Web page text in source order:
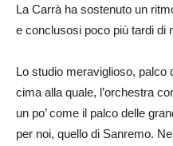
La Carrà ha sostenuto un
e conclusosi poco più tardi di
Lo studio meraviglioso, palco
cima alla quale, l’orchestra
un po’ come il palco delle
per noi, quello di Sanremo.